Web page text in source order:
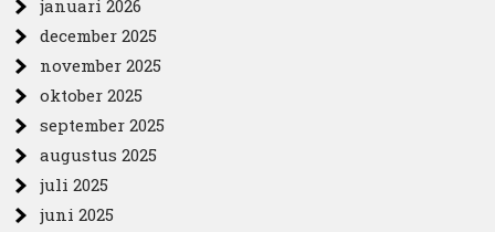
januari 2026
december 2025
november 2025
oktober 2025
september 2025
augustus 2025
juli 2025
juni 2025